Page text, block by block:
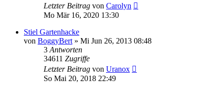
Letzter Beitrag von Carolyn
Mo Mär 16, 2020 13:30
Stiel Gartenhacke
von BoggyBert » Mi Jun 26, 2013 08:48
3 Antworten
34611 Zugriffe
Letzter Beitrag von Uranox
So Mai 20, 2018 22:49